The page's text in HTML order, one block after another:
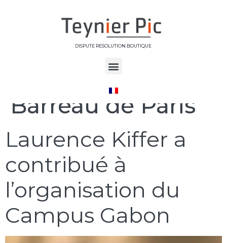
DISPUTE RESOLUTION BOUTIQUE
Étiquette :
Barreau de Paris
Laurence Kiffer a
contribué à
l’organisation du
Campus Gabon